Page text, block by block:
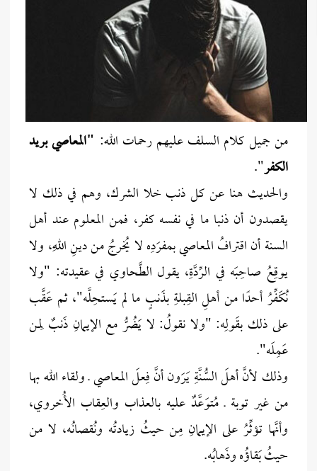
من جميل كلام السلف عليهم رحمات الله: "المعاصي بريد
الكفر".
والحديث هنا عن كل ذنب خلا الشرك، وهم في ذلك لا
يقصدون أن ذنبا ما في نفسه كفر، فمن المعلوم عند أهل
السنة أن اقترافُ المعاصي بمفرَدِه لا يُخرجُ من دينِ اللهِ، ولا
يوقِعُ صاحِبَه في الرِّدَّةِ، يقول الطَّحاوي في عقيدته: "ولا
نُكَفِّرُ أحدًا من أهلِ القِبلةِ بذَنبٍ ما لم يَستحِلَّه"، ثم عَقَّب
على ذلك بقَولِه: "ولا نقولُ: لا يَضُرُّ مع الإيمانِ ذَنبٌ لِمن
عَمِلَه".
وذلك لأنَّ أهلَ السُّنَّةِ يَرَون أنَّ فِعلَ المعاصي ـ ولقاء الله بها
من غير توبة ـ مُتوَعَّدٌ عليه بالعذاب والعِقاب الأُخروي،
وأنَّها تؤثِّرُ على الإيمانِ مِن حيثُ زيادتُه ونُقصانُه، لا من
حيثُ بَقاؤُه وذَهابُه.